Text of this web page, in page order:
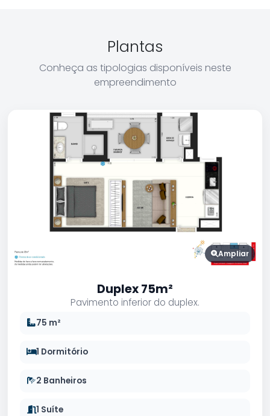
Plantas
Conheça as tipologias disponíveis neste
empreendimento
Ampliar
Duplex 75m²
Pavimento inferior do duplex.
75 m²
1 Dormitório
2 Banheiros
1 Suíte